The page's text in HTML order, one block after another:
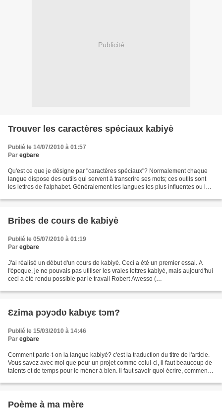
Publicité
Trouver les caractères spéciaux kabiyè
Publié le 14/07/2010 à 01:57
Par egbare
Qu'est ce que je désigne par "caractères spéciaux"? Normalement chaque
langue dispose des outils qui servent à transcrire ses mots; ces outils sont
les lettres de l'alphabet. Généralement les langues les plus influentes ou les
Bribes de cours de kabiyè
Publié le 05/07/2010 à 01:19
Par egbare
J'ai réalisé un début d'un cours de kabiyè. Ceci a été un premier essai. A
l'époque, je ne pouvais pas utiliser les vraies lettres kabiyè, mais aujourd'hui
ceci a été rendu possible par le travail Robert Awesso (
Ɛzima pɔyɔdʋ kabɩyɛ tɔm?
Publié le 15/03/2010 à 14:46
Par egbare
Comment parle-t-on la langue kabiyè? c'est la traduction du titre de l'article.
Vous savez avec moi que pour un projet comme celui-ci, il faut beaucoup de
talents et de temps pour le méner à bien. Il faut savoir quoi écrire, comment
Poème à ma mère